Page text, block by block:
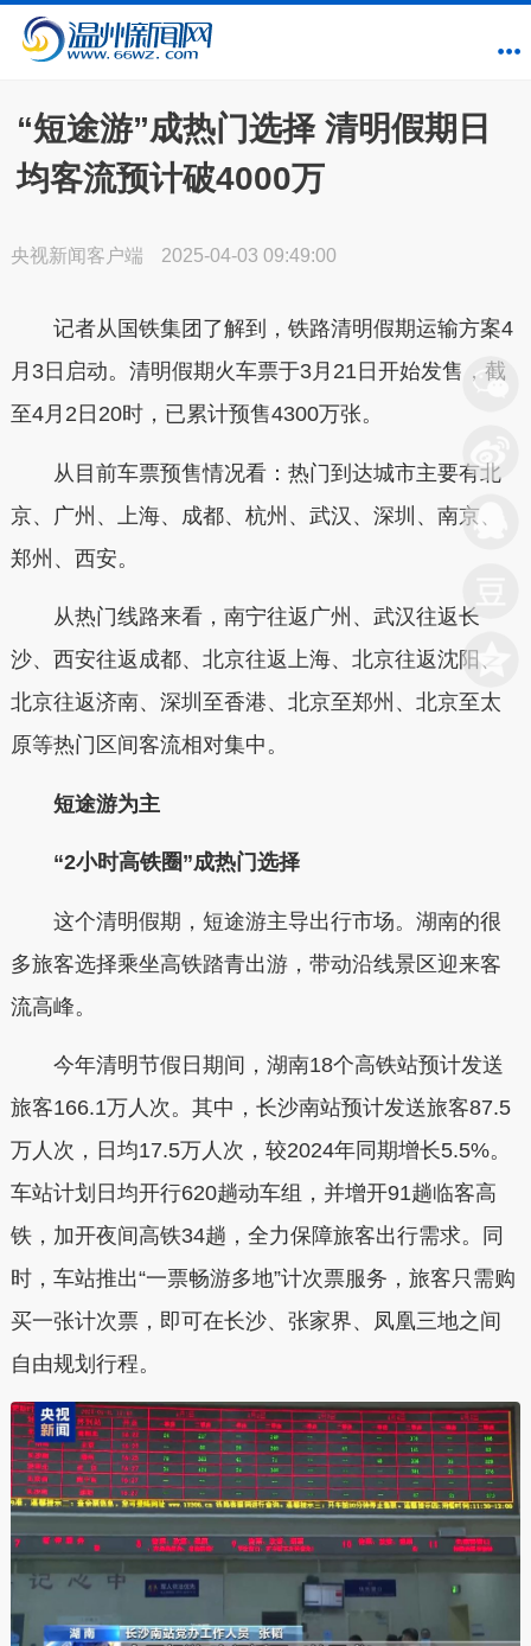
“短途游”成热门选择 清明假期日
均客流预计破4000万
央视新闻客户端 2025-04-03 09:49:00
记者从国铁集团了解到，铁路清明假期运输方案4
月3日启动。清明假期火车票于3月21日开始发售，截
至4月2日20时，已累计预售4300万张。
从目前车票预售情况看：热门到达城市主要有北
京、广州、上海、成都、杭州、武汉、深圳、南京、
郑州、西安。
从热门线路来看，南宁往返广州、武汉往返长
沙、西安往返成都、北京往返上海、北京往返沈阳、
北京往返济南、深圳至香港、北京至郑州、北京至太
原等热门区间客流相对集中。
短途游为主
“2小时高铁圈”成热门选择
这个清明假期，短途游主导出行市场。湖南的很
多旅客选择乘坐高铁踏青出游，带动沿线景区迎来客
流高峰。
今年清明节假日期间，湖南18个高铁站预计发送
旅客166.1万人次。其中，长沙南站预计发送旅客87.5
万人次，日均17.5万人次，较2024年同期增长5.5%。
车站计划日均开行620趟动车组，并增开91趟临客高
铁，加开夜间高铁34趟，全力保障旅客出行需求。同
时，车站推出“一票畅游多地”计次票服务，旅客只需购
买一张计次票，即可在长沙、张家界、凤凰三地之间
自由规划行程。